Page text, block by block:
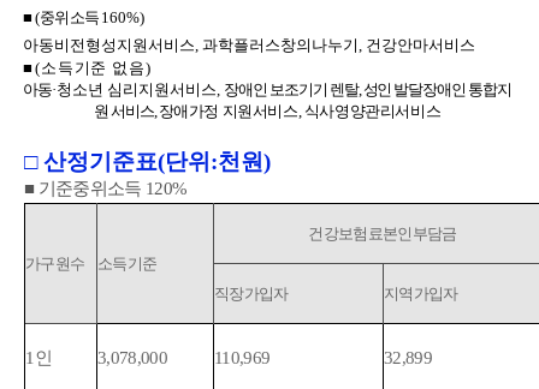
■(중위소득 160%)
아동비전형성지원서비스 ,과학플러스창의나누기, 건강안마서비스
■(소득기준 없음)
아동·청소년 심리지원서비스, 장애인 보조기기 렌탈, 성인 발달장애인 통합지
원 서비스, 장애가정 지원서비스, 식사영양관리서비스
□산정기준표(단위:천원)
■ 기준중위소득 120%
가구원수 소득기준
건강보험료본인부담금
직장가입자 지역가입자
1 인 3,078,000 110,969 32,899